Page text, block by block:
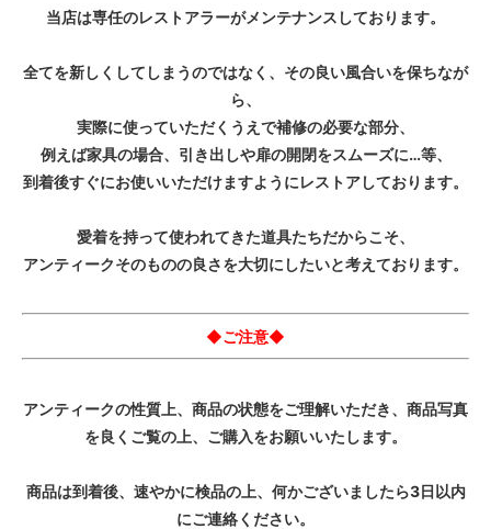
当店は専任のレストアラーがメンテナンスしております。
全てを新しくしてしまうのではなく、その良い風合いを保ちなが
ら、
実際に使っていただくうえで補修の必要な部分、
例えば家具の場合、引き出しや扉の開閉をスムーズに…等、
到着後すぐにお使いいただけますようにレストアしております。
愛着を持って使われてきた道具たちだからこそ、
アンティークそのものの良さを大切にしたいと考えております。
◆ご注意◆
アンティークの性質上、商品の状態をご理解いただき、商品写真
を良くご覧の上、ご購入をお願いいたします。
商品は到着後、速やかに検品の上、何かございましたら3日以内
にご連絡ください。